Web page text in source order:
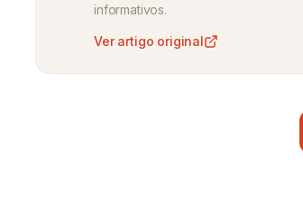
informativos.
Ver artigo original